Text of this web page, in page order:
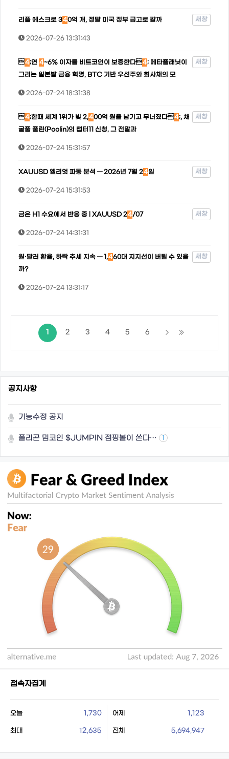
리플 에스크로 340억 개, 정말 미국 정부 금고로 갈까 새창
2026-07-26 13:31:43
4;연 4~6% 이자를 비트코인이 보증한다4; 메타플래닛이
그리는 일본발 금융 혁명, BTC 기반 우선주와 회사채의 모
새창
2026-07-24 18:31:38
4;한때 세계 1위가 빚 2,400억 원을 남기고 무너졌다4;, 채
굴풀 풀린(Poolin)의 챕터11 신청, 그 전말과
새창
2026-07-24 15:31:57
XAUUSD 엘리엇 파동 분석 — 2026년 7월 24일 새창
2026-07-24 15:31:53
금은 H1 수요에서 반응 중 | XAUUSD 24/07 새창
2026-07-24 14:31:31
원·달러 환율, 하락 추세 지속 — 1,460대 지지선이 버틸 수 있을
까?
새창
2026-07-24 13:31:17
1 2 3 4 5 6
공지사항
기능수정 공지
폴리곤 밈코인 $JUMPIN 점핑볼이 쏜다… 1
접속자집계
오늘 1,730 어제 1,123
최대 12,635 전체 5,694,947